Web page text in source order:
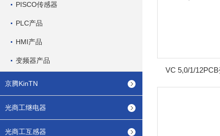
PISCO传感器
PLC产品
HMI产品
变频器产品
京腾KinTN
光商工继电器
光商工互感器
VC 5,0/1/